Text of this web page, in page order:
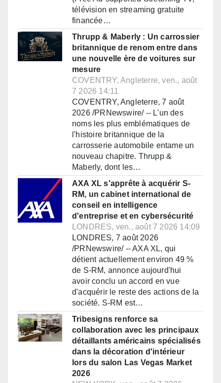
télévision en streaming gratuite
financée…
Thrupp & Maberly : Un carrossier
britannique de renom entre dans
une nouvelle ère de voitures sur
mesure
COVENTRY, Angleterre, ven., août
7 2026 14:11
COVENTRY, Angleterre, 7 août
2026 /PRNewswire/ -- L'un des
noms les plus emblématiques de
l'histoire britannique de la
carrosserie automobile entame un
nouveau chapitre. Thrupp &
Maberly, dont les…
AXA XL s'apprête à acquérir S-
RM, un cabinet international de
conseil en intelligence
d'entreprise et en cybersécurité
LONDRES, ven., août 7 2026 14:09
LONDRES, 7 août 2026
/PRNewswire/ -- AXA XL, qui
détient actuellement environ 49 %
de S-RM, annonce aujourd'hui
avoir conclu un accord en vue
d'acquérir le reste des actions de la
société. S-RM est…
Tribesigns renforce sa
collaboration avec les principaux
détaillants américains spécialisés
dans la décoration d'intérieur
lors du salon Las Vegas Market
2026